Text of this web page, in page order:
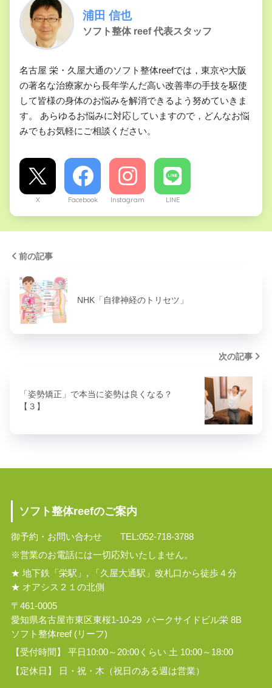
浦田 信也
ソフト整体 reef 代表スタッフ
名古屋 栄・久屋大通のソフト整体reefでは，東京や大阪
の著名な治療家から長年学んだ高い改善率の手技を駆使
して皆様の身体のお悩みを解消できるよう努めていきま
す。 あらゆるお悩みに対応していますので，どんなお悩
みでもお気軽にご相談ください。
X Facebook Instagram LINE
前の記事
NHK「自律神経のトリセツ」
次の記事
「姿勢矯正」で本当に姿勢は良くなる？
【３】
ソフト整体reefのご案内
御予約・お問い合わせ TEL:052-718-3788
※営業のお電話には一切応対いたしません。
★ 地下鉄「栄駅」, 「久屋大通駅」改札口から徒歩４分
★ オアシス２１の北側
〒461-0005
愛知県名古屋市東区東桜1-10-29 パークサイドビル栄 8B
ソフト整体reef (リーフ)
【受付時間】 平日10:00～20:00くらい 土 10:00～18:00
【定休日】 日・祝・木（祝日のある週は営業）